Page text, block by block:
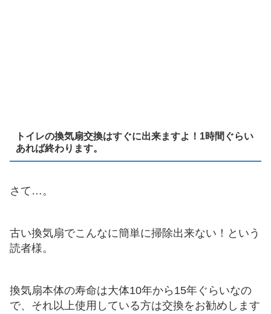
トイレの換気扇交換はすぐに出来ますよ！1時間ぐらい
あれば終わります。
さて…。
古い換気扇でこんなに簡単に掃除出来ない！という
読者様。
換気扇本体の寿命は大体10年から15年ぐらいなの
で、それ以上使用している方は交換をお勧めします